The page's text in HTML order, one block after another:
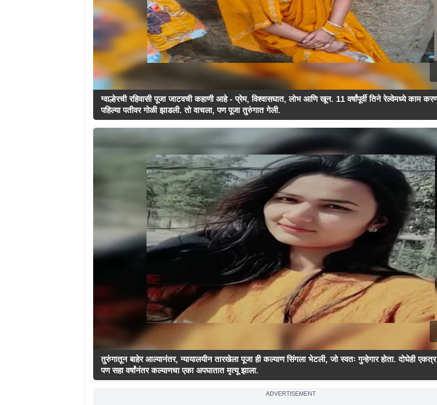
ग्वाल्हेरची रहिवासी पूजा जाटवची कहाणी आहे - प्रेम, विश्वासघात, लोभ आणि खून. 11 वर्षांपूर्वी तिने रेल्वेमध्ये काम
पहिल्या पतीवर गोळी झाडली. तो वाचला, पण पूजा तुरुंगात गेली.
तुरुंगातून बाहेर आल्यानंतर, न्यायालयीन तारखेला पूजा ही कल्याण सिंगला भेटली, जो स्वतः गुन्हेगार होता. दोघेही
पण सहा वर्षांनंतर कल्याणचा एका अपघातात मृत्यू झाला.
ADVERTISEMENT